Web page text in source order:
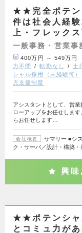
★★完全ポテン
件は社会人経
上・フレックス
一般事務・営業事
400万円 ～ 549万円
力不問
転勤なし 土
シャル採用（未経験可）
児支援制度
アシスタントとして、営
ローアップをお任せしま
らお任せします…
会社概要
サマリー ■シ
ク・サーバ／設計・構築
興味
★★ポテンシャ
とコミュ力が